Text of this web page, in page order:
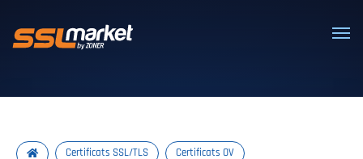
Certificats SSL/TLS de confiance
Certificats SSL/TLS Certificats OV